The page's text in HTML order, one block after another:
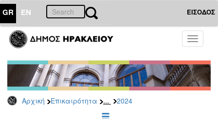
GR EN ΕΙΣΟΔΟΣ
Toggle
Αρχική Επικαιρότητα ... 2024
ΕΠΙΚΑΙΡΟΤΗΤΑ
Τύπου
Αρχείο
2026
2025